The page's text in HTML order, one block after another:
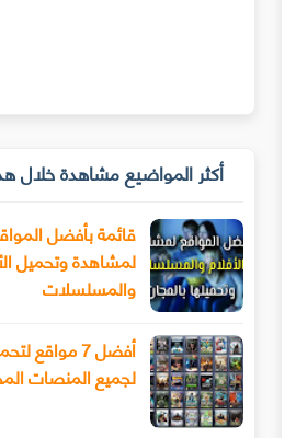
أكثر المواضيع مشاهدة خلال
قائمة بأفضل
لمشاهدة وتحميل
والمسلسلات
أفضل 7 مواقع
لجميع المنصات